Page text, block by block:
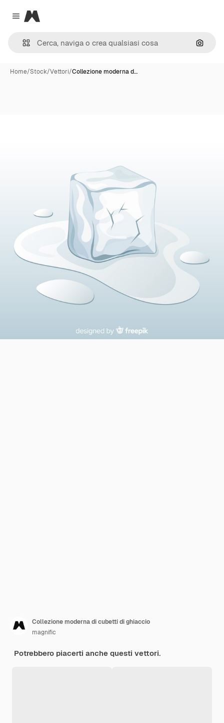
Close menu
Magnific
Cerca
Home/Stock/Vettori/Collezione moderna d…
Collezione moderna di cubetti di ghiaccio
magnific
Potrebbero piacerti anche questi vettori.